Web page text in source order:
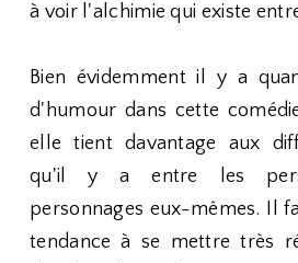
à voir l'alchimie qui existe
Bien évidemment il y a
d'humour dans cette
elle tient davantage aux
qu'il y a entre les
personnages eux-mêmes. Il
tendance à se mettre très